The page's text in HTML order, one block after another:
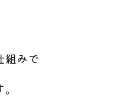
組みで